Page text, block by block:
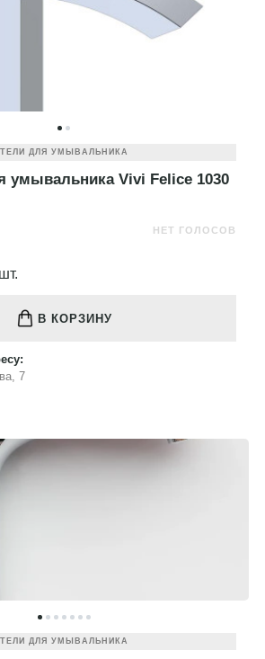
ДЛЯ УМЫВАЛЬНИКА
умывальника Vivi Felice 1030
НЕТ ГОЛОСОВ
В КОРЗИНУ
7
ДЛЯ УМЫВАЛЬНИКА